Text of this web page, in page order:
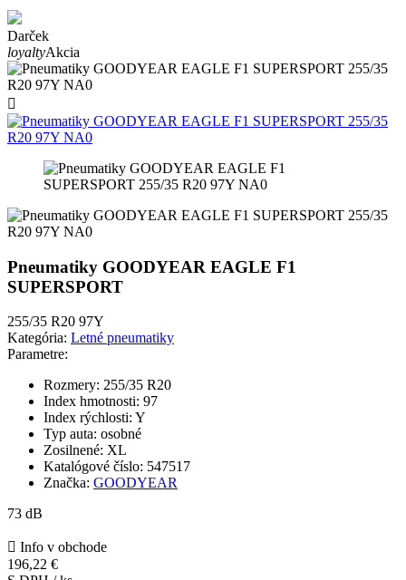
Darček
loyaltyAkcia

Pneumatiky GOODYEAR EAGLE F1
SUPERSPORT
255/35 R20 97Y
Kategória: Letné pneumatiky
Parametre:
Rozmery: 255/35 R20
Index hmotnosti: 97
Index rýchlosti: Y
Typ auta: osobné
Zosilnené: XL
Katalógové číslo: 547517
Značka: GOODYEAR
73 dB
 Info v obchode
196,22 €